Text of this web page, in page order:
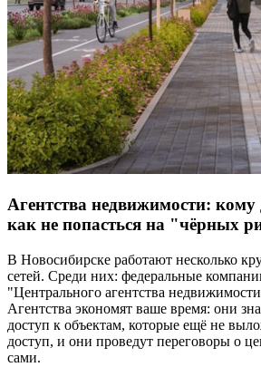
Агентства недвижимости: кому
как не попасться на "чёрных
В Новосибирске работают несколько
сетей. Среди них: федеральные
"Центрального агентства
Агентства экономят ваше время: они
доступ к объектам, которые ещё не
доступ, и они проведут переговоры о
сами.